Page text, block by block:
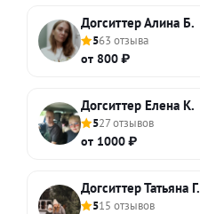
Догситтер Алина Б.
563 отзыва
от 800 ₽
Догситтер Елена К.
527 отзывов
от 1000 ₽
Догситтер Татьяна Г.
515 отзывов